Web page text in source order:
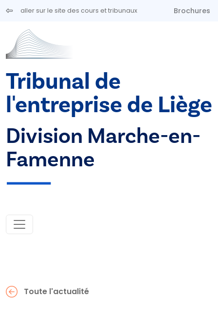
Aller au contenu principal
aller sur le site des cours et tribunaux Brochures
Tribunal de
l'entreprise de Liège
Division Marche-en-
Famenne
Toute l'actualité